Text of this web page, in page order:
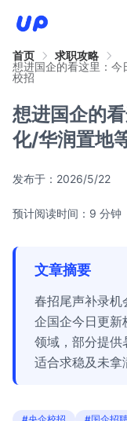
首页
求职攻略
想进国企的看这里：
校招
想进国企的
化/华润置地
发布于： 2026/5/22
预计阅读时间：9 分钟
文章摘要
春招尾声补录机
企国企今日更新
领域，部分提供
适合求稳及未拿